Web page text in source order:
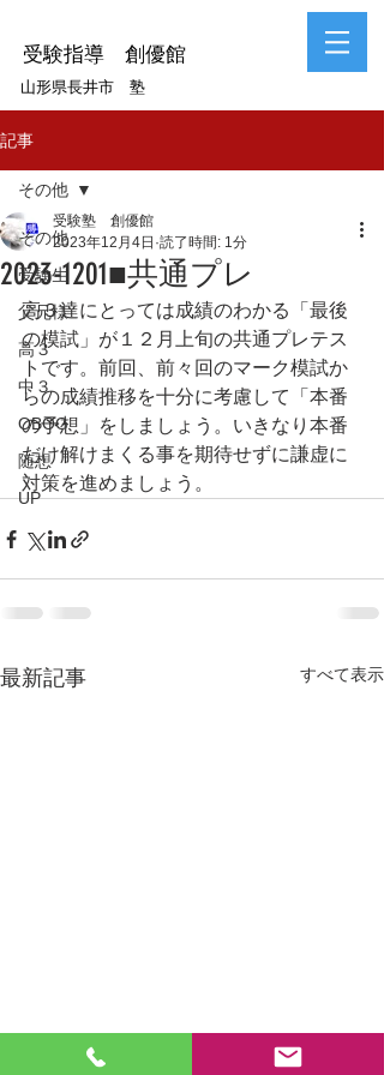
受験指導 創優館
山形県長井市 塾
記事
その他
受験生
父兄様
高３
中３
OBOG
随想
UP
その他
2023-1201■共通プレ
受験塾 創優館
2023年12月4日 読了時間: 1分
高３達にとっては成績のわかる「最後
の模試」が１２月上旬の共通プレテス
トです。前回、前々回のマーク模試か
らの成績推移を十分に考慮して「本番
の予想」をしましょう。いきなり本番
だけ解けまくる事を期待せずに謙虚に
対策を進めましょう。
最新記事 すべて表示